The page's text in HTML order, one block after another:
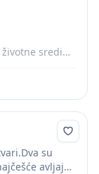
Poljoprivreda/Šumarstvo, Skripte, Zaštita životne sredine (ekologija)
su
avljaju